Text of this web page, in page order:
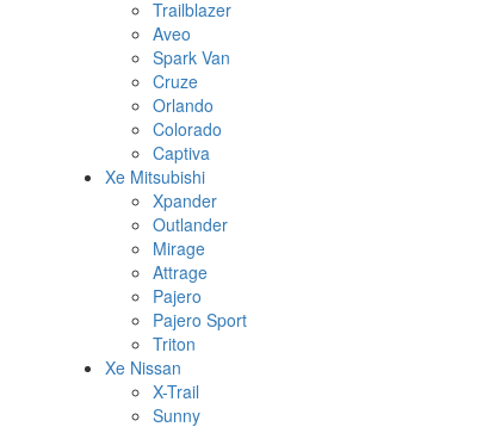
Trailblazer
Aveo
Spark Van
Cruze
Orlando
Colorado
Captiva
Xe Mitsubishi
Xpander
Outlander
Mirage
Attrage
Pajero
Pajero Sport
Triton
Xe Nissan
X-Trail
Sunny